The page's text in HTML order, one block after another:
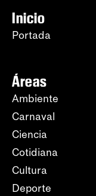
Inicio
Portada
Áreas
Ambiente
Carnaval
Ciencia
Cotidiana
Cultura
Deporte